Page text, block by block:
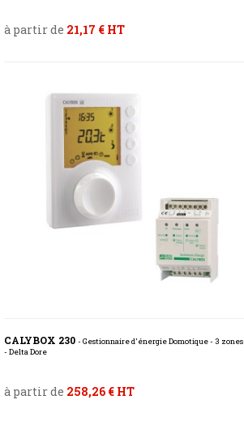
à partir de 21,17 € HT
CALYBOX 230 - Gestionnaire d'énergie Domotique - 3 zones
- Delta Dore
à partir de 258,26 € HT